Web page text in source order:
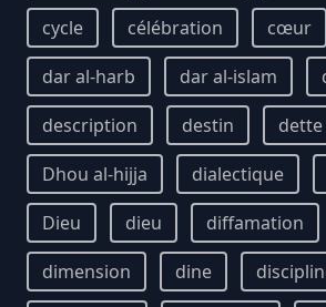
cycle
célébration cœur
dar al-harb
dar al-islam
description
destin dette
Dhou al-hijja
dialectique
Dieu
dieu diffamation
dimension
dine